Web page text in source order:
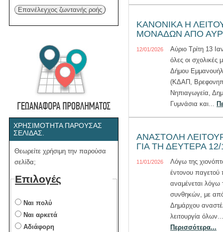
Επανέλεγχος ζωντανής ροής
ΧΡΗΣΙΜΌΤΗΤΑ ΠΑΡΟΎΣΑΣ
ΣΕΛΊΔΑΣ.
Θεωρείτε χρήσιμη την παρούσα
σελίδα;
Επιλογές
Ναι πολύ
Ναι αρκετά
Αδιάφορη
ΚΑΝΟΝΙΚΑ Η
ΜΟΝΑΔΩΝ ΑΠΟ
12/01/2026
Αύριο Τρίτη 13
όλες οι σχολικές
Δήμου
(ΚΔΑΠ,
Νηπιαγωγεία,
Γυμνάσια και...
ΑΝΑΣΤΟΛΗ
ΓΙΑ ΤΗ ΔΕΥΤΕΡΑ 12/
11/01/2026
Λόγω της
έντονου παγετού
αναμένεται λόγω
συνθηκών, με
Δημάρχου
λειτουργία όλων...
Περισσότερα...